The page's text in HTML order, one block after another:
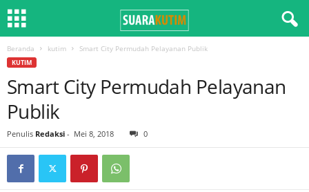
Beranda kutim Smart City Permudah Pelayanan Publik
KUTIM
Smart City Permudah Pelayanan
Publik
Penulis Redaksi - Mei 8, 2018 0